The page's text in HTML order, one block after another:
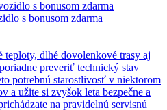
s bonusom zdarma
dlhé dovolenkové trasy aj
preveriť technický stav
potrebnú starostlivosť v niektorom
a užite si zvyšok leta bezpečne a
na pravidelnú servisnú